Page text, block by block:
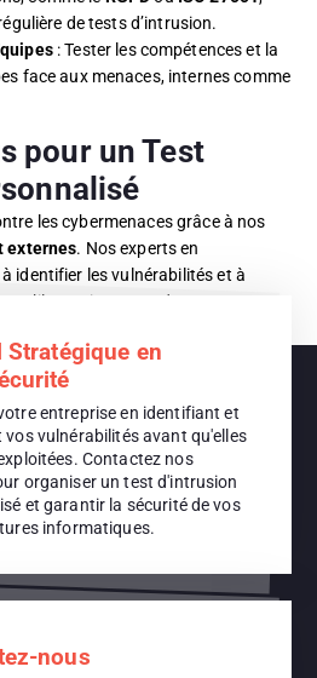
de tests d’intrusion.
: Tester les compétences et la
face aux menaces, internes comme
pour un Test
les cybermenaces grâce à nos
externes. Nos experts en
identifier les vulnérabilités et à
qu’il ne soit trop tard.
Stratégique en
entreprise en identifiant et
vos vulnérabilités avant qu'elles
Contactez nos
organiser un test d'intrusion
et garantir la sécurité de vos
informatiques.
nous